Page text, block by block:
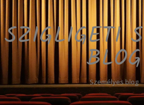
SZIGLIGETI
BLOG
Személyes blog